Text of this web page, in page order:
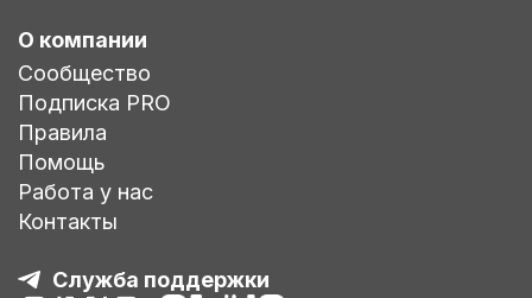
О компании
Сообщество
Подписка PRO
Правила
Помощь
Работа у нас
Контакты
Служба поддержки